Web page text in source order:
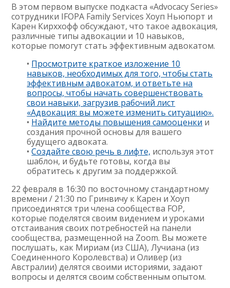
В этом первом выпуске подкаста «Advocacy Series»
сотрудники IFOPA Family Services Хоуп Ньюпорт и
Карен Кирххофф обсуждают, что такое адвокация,
различные типы адвокации и 10 навыков,
которые помогут стать эффективным адвокатом.
• Просмотрите краткое изложение 10
навыков, необходимых для того, чтобы стать
эффективным адвокатом, и ответьте на
вопросы, чтобы начать совершенствовать
свои навыки, загрузив рабочий лист
«Адвокация: вы можете изменить ситуацию».
• Найдите методы повышения самооценки и
создания прочной основы для вашего
будущего адвоката.
•Создайте свою речь в лифте, используя этот
шаблон, и будьте готовы, когда вы
обратитесь к другим за поддержкой.
22 февраля в 16:30 по восточному стандартному
времени / 21:30 по Гринвичу к Карен и Хоуп
присоединятся три члена сообщества FOP,
которые поделятся своим видением и уроками
отстаивания своих потребностей на панели
сообщества, размещенной на Zoom. Вы можете
послушать, как Мириам (из США), Лучиана (из
Соединенного Королевства) и Оливер (из
Австралии) делятся своими историями, задают
вопросы и делятся своим собственным опытом.